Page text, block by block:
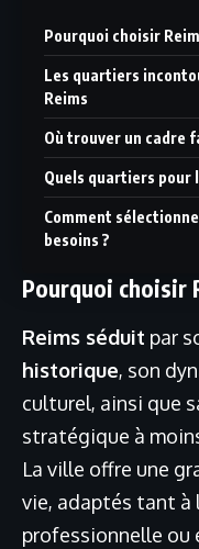
Pourquoi choisir
Les quartiers
Reims
Où trouver un cadre
Quels quartiers pour
Comment
besoins ?
Pourquoi choisir
Reims séduit par
historique, son
culturel, ainsi que
stratégique à
La ville offre une
vie, adaptés tant à
professionnelle ou